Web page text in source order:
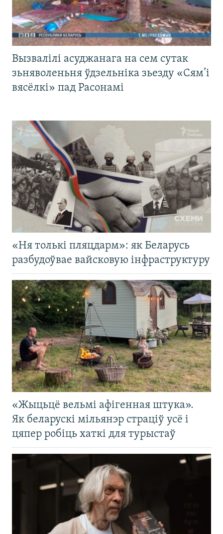
Вызвалілі асуджанага на сем сутак
зьняволеньня ўдзельніка зьезду «Сям’і
вясёлкі» пад Расонамі
«Ня толькі пляцдарм»: як Беларусь
разбудоўвае вайсковую інфраструктуру
«Жыцьцё вельмі афігенная штука».
Як беларускі мільянэр страціў усё і
цяпер робіць хаткі для турыстаў